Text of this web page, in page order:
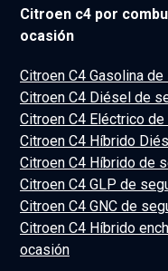
Citroen c4 por
ocasión
Citroen C4 Gasolina
Citroen C4 Diésel de
Citroen C4 Eléctrico
Citroen C4 Híbrido
Citroen C4 Híbrido de
Citroen C4 GLP de
Citroen C4 GNC de
Citroen C4 Híbrido
ocasión